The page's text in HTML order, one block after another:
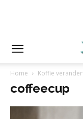
Home Koffie
coffeecup